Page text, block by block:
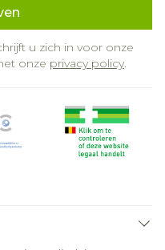
u zich in voor onze
onze privacy policy.